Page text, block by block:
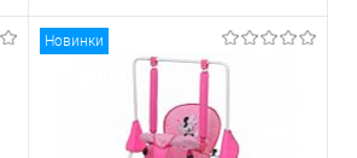
В корзину
Купить в 1 клик
К сравнению
Новинки